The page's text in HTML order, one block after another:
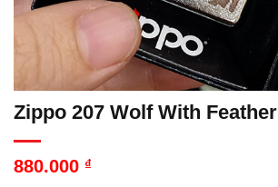
Zippo 207 Wolf With Feather
880.000 ₫